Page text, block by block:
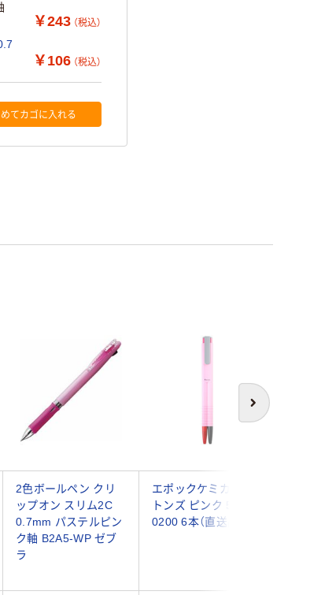
￥243 （税込）
￥106 （税込）
てカゴに入れる
次へ
2色ボールペン クリ
ップオン スリム2C
0.7mm パステルピン
ク軸 B2A5-WP ゼブ
ラ
エポックケミカル バ
トンズ ピンク 511-
0200 6本（直送品）